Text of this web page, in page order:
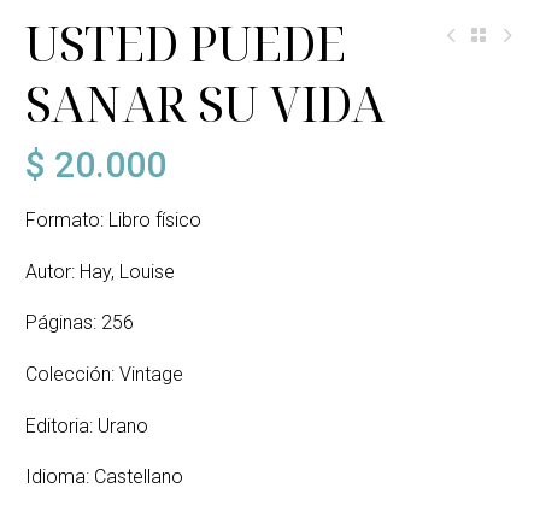
USTED PUEDE
SANAR SU VIDA
$ 20.000
Formato: Libro físico
Autor: Hay, Louise
Páginas: 256
Colección: Vintage
Editoria: Urano
Idioma: Castellano